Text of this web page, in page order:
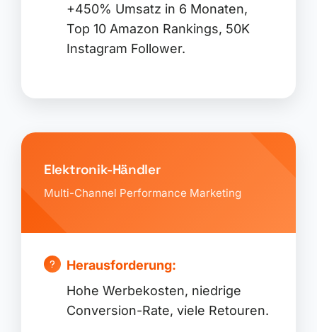
+450% Umsatz in 6 Monaten,
Top 10 Amazon Rankings, 50K
Instagram Follower.
Elektronik-Händler
Multi-Channel Performance Marketing
Herausforderung:
Hohe Werbekosten, niedrige
Conversion-Rate, viele Retouren.